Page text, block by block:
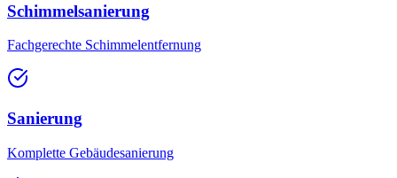
Schimmelsanierung
Fachgerechte Schimmelentfernung
Sanierung
Komplette Gebäudesanierung